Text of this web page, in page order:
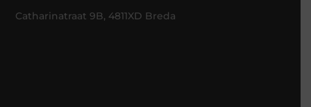
Catharinatraat 9B, 4811XD Breda